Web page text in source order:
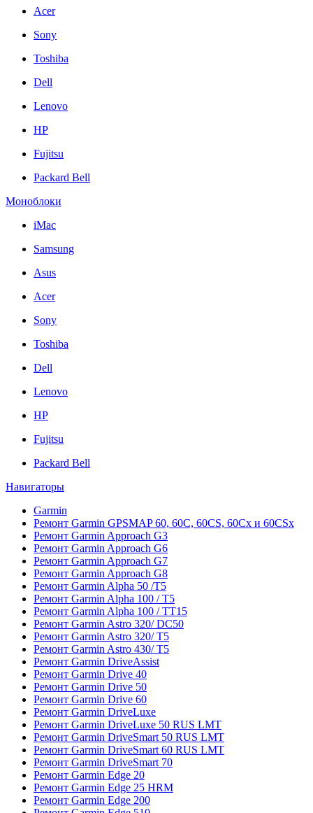
Acer
Sony
Toshiba
Dell
Lenovo
HP
Fujitsu
Packard Bell
Моноблоки
iMac
Samsung
Asus
Acer
Sony
Toshiba
Dell
Lenovo
HP
Fujitsu
Packard Bell
Навигаторы
Garmin
Ремонт Garmin GPSMAP 60, 60C, 60CS, 60Cx и 60CSx
Ремонт Garmin Approach G3
Ремонт Garmin Approach G6
Ремонт Garmin Approach G7
Ремонт Garmin Approach G8
Ремонт Garmin Alpha 50 /T5
Ремонт Garmin Alpha 100 / T5
Ремонт Garmin Alpha 100 / TT15
Ремонт Garmin Astro 320/ DC50
Ремонт Garmin Astro 320/ T5
Ремонт Garmin Astro 430/ T5
Ремонт Garmin DriveAssist
Ремонт Garmin Drive 40
Ремонт Garmin Drive 50
Ремонт Garmin Drive 60
Ремонт Garmin DriveLuxe
Ремонт Garmin DriveLuxe 50 RUS LMT
Ремонт Garmin DriveSmart 50 RUS LMT
Ремонт Garmin DriveSmart 60 RUS LMT
Ремонт Garmin DriveSmart 70
Ремонт Garmin Edge 20
Ремонт Garmin Edge 25 HRM
Ремонт Garmin Edge 200